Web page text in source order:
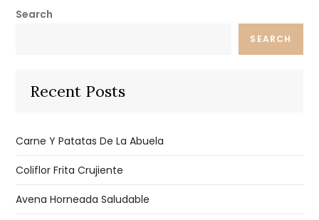
Search
SEARCH
Recent Posts
Carne Y Patatas De La Abuela
Coliflor Frita Crujiente
Avena Horneada Saludable